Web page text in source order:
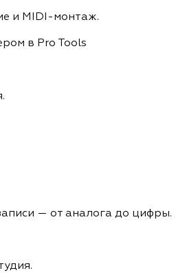
и MIDI-монтаж.
в Pro Tools
— от аналога до цифры.